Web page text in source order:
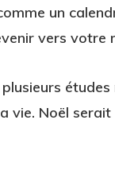
un
vers votre
plusieurs
Noël serait